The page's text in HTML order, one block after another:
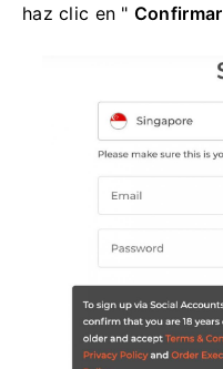
haz clic en " Confirmar